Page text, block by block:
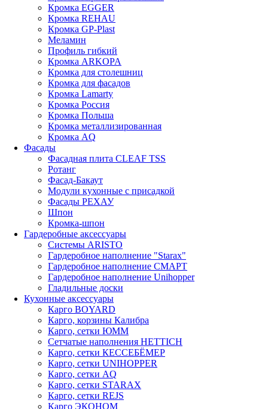
Кромка EGGER
Кромка REHAU
Кромка GP-Plast
Меламин
Профиль гибкий
Кромка ARKOPA
Кромка для столешниц
Кромка для фасадов
Кромка Lamarty
Кромка Россия
Кромка Польша
Кромка металлизированная
Кромка AQ
Фасады
Фасадная плита CLEAF TSS
Ротанг
Фасад-Бакаут
Модули кухонные с присадкой
Фасады РЕХАУ
Шпон
Кромка-шпон
Гардеробные аксессуары
Системы ARISTO
Гардеробное наполнение "Starax"
Гардеробное наполнение СМАРТ
Гардеробное наполнение Unihopper
Гладильные доски
Кухонные аксессуары
Карго BOYARD
Карго, корзины Калибра
Карго, сетки ЮММ
Сетчатые наполнения HETTICH
Карго, сетки КЕССЕБЁМЕР
Карго, сетки UNIHOPPER
Карго, сетки AQ
Карго, сетки STARAX
Карго, сетки REJS
Карго ЭКОНОМ